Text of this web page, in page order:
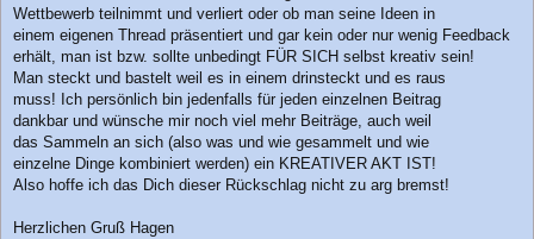
Wettbewerb teilnimmt und verliert oder ob man seine Ideen in
einem eigenen Thread präsentiert und gar kein oder nur wenig Feedback
erhält, man ist bzw. sollte unbedingt FÜR SICH selbst kreativ sein!
Man steckt und bastelt weil es in einem drinsteckt und es raus
muss! Ich persönlich bin jedenfalls für jeden einzelnen Beitrag
dankbar und wünsche mir noch viel mehr Beiträge, auch weil
das Sammeln an sich (also was und wie gesammelt und wie
einzelne Dinge kombiniert werden) ein KREATIVER AKT IST!
Also hoffe ich das Dich dieser Rückschlag nicht zu arg bremst!
Herzlichen Gruß Hagen